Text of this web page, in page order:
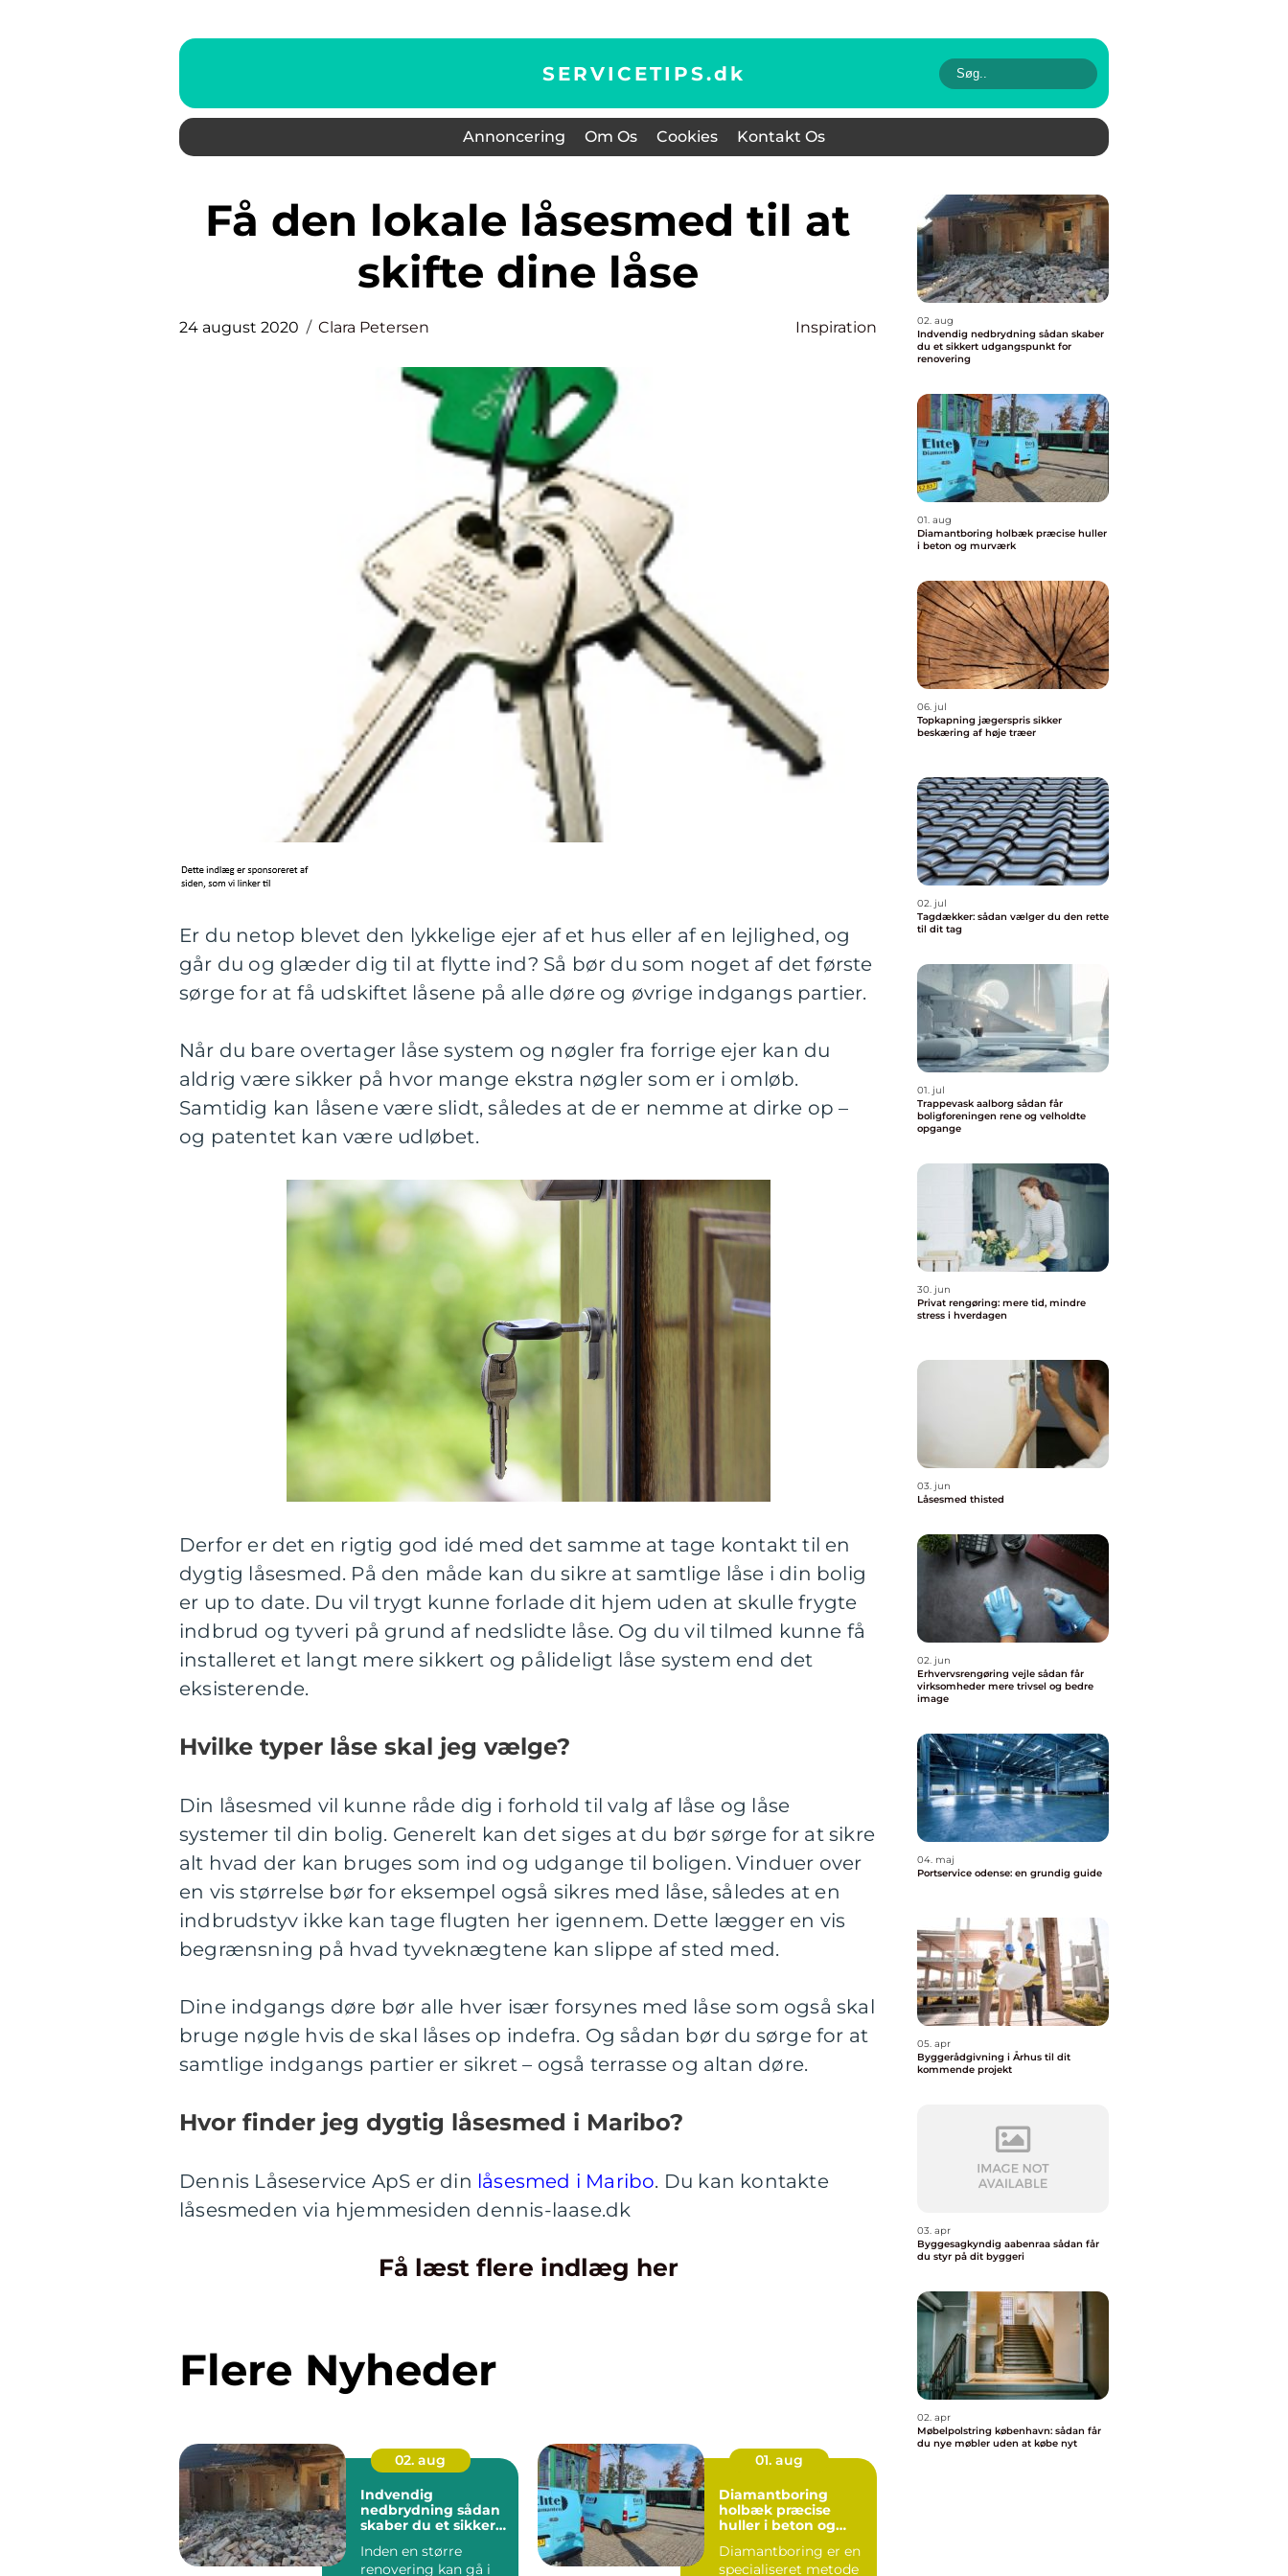
SERVICETIPS.dk
Annoncering Om Os Cookies Kontakt Os
Få den lokale låsesmed til at
skifte dine låse
24 august 2020 Clara Petersen Inspiration
Er du netop blevet den lykkelige ejer af et hus eller af en lejlighed, og
går du og glæder dig til at flytte ind? Så bør du som noget af det første
sørge for at få udskiftet låsene på alle døre og øvrige indgangs partier.
Når du bare overtager låse system og nøgler fra forrige ejer kan du
aldrig være sikker på hvor mange ekstra nøgler som er i omløb.
Samtidig kan låsene være slidt, således at de er nemme at dirke op –
og patentet kan være udløbet.
Derfor er det en rigtig god idé med det samme at tage kontakt til en
dygtig låsesmed. På den måde kan du sikre at samtlige låse i din bolig
er up to date. Du vil trygt kunne forlade dit hjem uden at skulle frygte
indbrud og tyveri på grund af nedslidte låse. Og du vil tilmed kunne få
installeret et langt mere sikkert og pålideligt låse system end det
eksisterende.
Hvilke typer låse skal jeg vælge?
Din låsesmed vil kunne råde dig i forhold til valg af låse og låse
systemer til din bolig. Generelt kan det siges at du bør sørge for at sikre
alt hvad der kan bruges som ind og udgange til boligen. Vinduer over
en vis størrelse bør for eksempel også sikres med låse, således at en
indbrudstyv ikke kan tage flugten her igennem. Dette lægger en vis
begrænsning på hvad tyveknægtene kan slippe af sted med.
Dine indgangs døre bør alle hver især forsynes med låse som også skal
bruge nøgle hvis de skal låses op indefra. Og sådan bør du sørge for at
samtlige indgangs partier er sikret – også terrasse og altan døre.
Hvor finder jeg dygtig låsesmed i Maribo?
Dennis Låseservice ApS er din låsesmed i Maribo. Du kan kontakte
låsesmeden via hjemmesiden dennis-laase.dk
Få læst flere indlæg her
Flere Nyheder
02. aug
Indvendig
nedbrydning sådan
skaber du et sikkert
renovering
Inden en større
renovering kan gå i
01. aug
Diamantboring
holbæk præcise
huller i beton og
Diamantboring er en
specialiseret metode
02. aug
Indvendig nedbrydning sådan skaber
du et sikkert udgangspunkt for
renovering
01. aug
Diamantboring holbæk præcise huller
i beton og murværk
06. jul
Topkapning jægerspris sikker
beskæring af høje træer
02. jul
Tagdækker: sådan vælger du den rette
til dit tag
01. jul
Trappevask aalborg sådan får
boligforeningen rene og velholdte
opgange
30. jun
Privat rengøring: mere tid, mindre
stress i hverdagen
03. jun
Låsesmed thisted
02. jun
Erhvervsrengøring vejle sådan får
virksomheder mere trivsel og bedre
image
04. maj
Portservice odense: en grundig guide
05. apr
Byggerådgivning i Århus til dit
kommende projekt
03. apr
Byggesagkyndig aabenraa sådan får
du styr på dit byggeri
02. apr
Møbelpolstring københavn: sådan får
du nye møbler uden at købe nyt